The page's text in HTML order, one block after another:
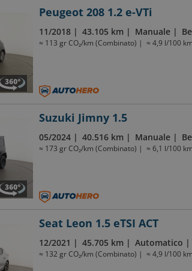
Peugeot 208 1.2 e-VTi
11/2018 43.105 km Manuale
≈ 113 gr CO₂/km (Combinato) ≈ 4,9 l/100
Suzuki Jimny 1.5
05/2024 40.516 km Manuale
≈ 173 gr CO₂/km (Combinato) ≈ 6,1 l/100
Seat Leon 1.5 eTSI ACT
12/2021 45.705 km Automatico
≈ 132 gr CO₂/km (Combinato) ≈ 4,9 l/100